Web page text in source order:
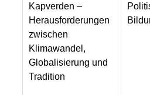
Kapverden –
Herausforderungen
zwischen
Klimawandel,
Globalisierung und
Tradition